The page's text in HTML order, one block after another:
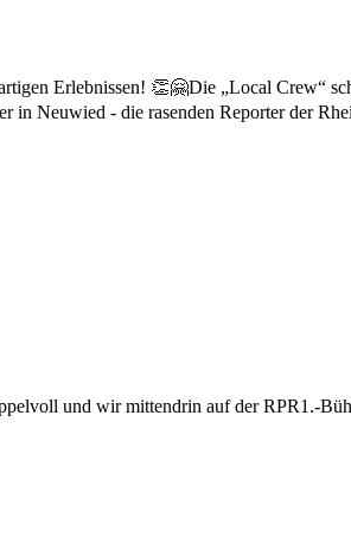
Erlebnissen! 👏🤗Die „Local Crew“
in Neuwied - die rasenden Reporter der
und wir mittendrin auf der RPR1.-